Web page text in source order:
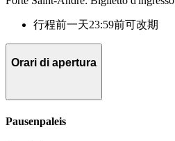
行程前一天23:59前可改期
Orari di apertura
Pausenpaleis